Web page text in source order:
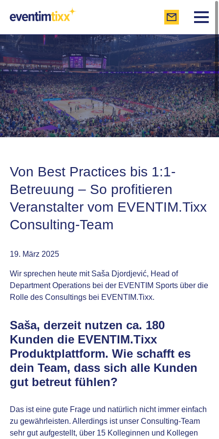
Von Best Practices bis 1:1-
Betreuung – So profitieren
Veranstalter vom EVENTIM.Tixx
Consulting-Team
19. März 2025
Wir sprechen heute mit Saša Djordjević, Head of
Department Operations bei der EVENTIM Sports über die
Rolle des Consultings bei EVENTIM.Tixx.
Saša, derzeit nutzen ca. 180
Kunden die EVENTIM.Tixx
Produktplattform. Wie schafft es
dein Team, dass sich alle Kunden
gut betreut fühlen?
Das ist eine gute Frage und natürlich nicht immer einfach
zu gewährleisten. Allerdings ist unser Consulting-Team
sehr gut aufgestellt, über 15 Kolleginnen und Kollegen